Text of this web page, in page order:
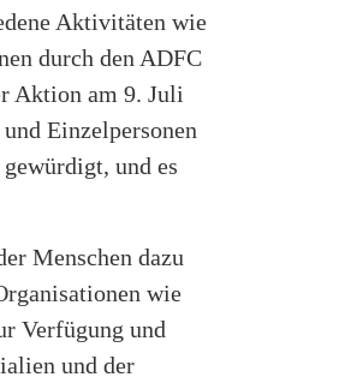
Aktivitäten wie
durch den ADFC
Aktion am 9. Juli
Einzelpersonen
und es
Menschen dazu
wie
Verfügung und
und der